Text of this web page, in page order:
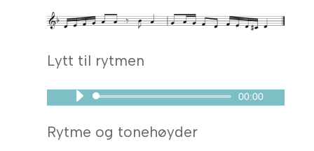
Lytt til rytmen
Lydavspiller 00:00
Rytme og tonehøyder